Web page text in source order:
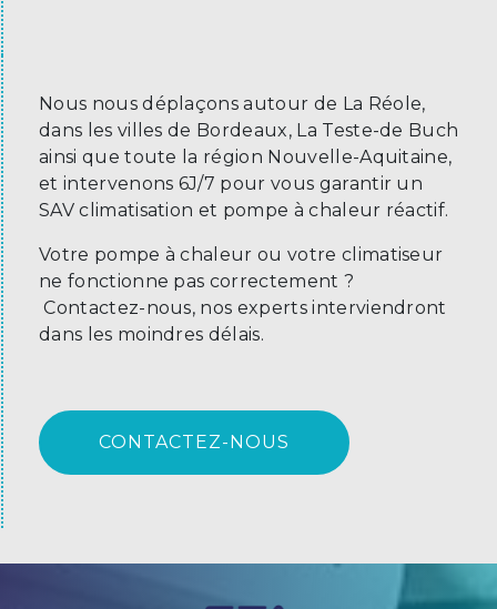
Nous nous déplaçons autour de La Réole,
dans les villes de Bordeaux, La Teste-de Buch
ainsi que toute la région Nouvelle-Aquitaine,
et intervenons 6J/7 pour vous garantir un
SAV climatisation et pompe à chaleur réactif.
Votre pompe à chaleur ou votre climatiseur
ne fonctionne pas correctement ?
Contactez-nous, nos experts interviendront
dans les moindres délais.
CONTACTEZ-NOUS